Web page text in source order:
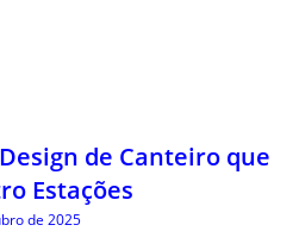
de Canteiro que
Estações
de 2025